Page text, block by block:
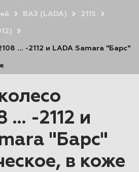
ВАЗ (LADA) 2115
… -2112 и LADA Samara "Барс"
… -2112 и
"Барс"
в коже